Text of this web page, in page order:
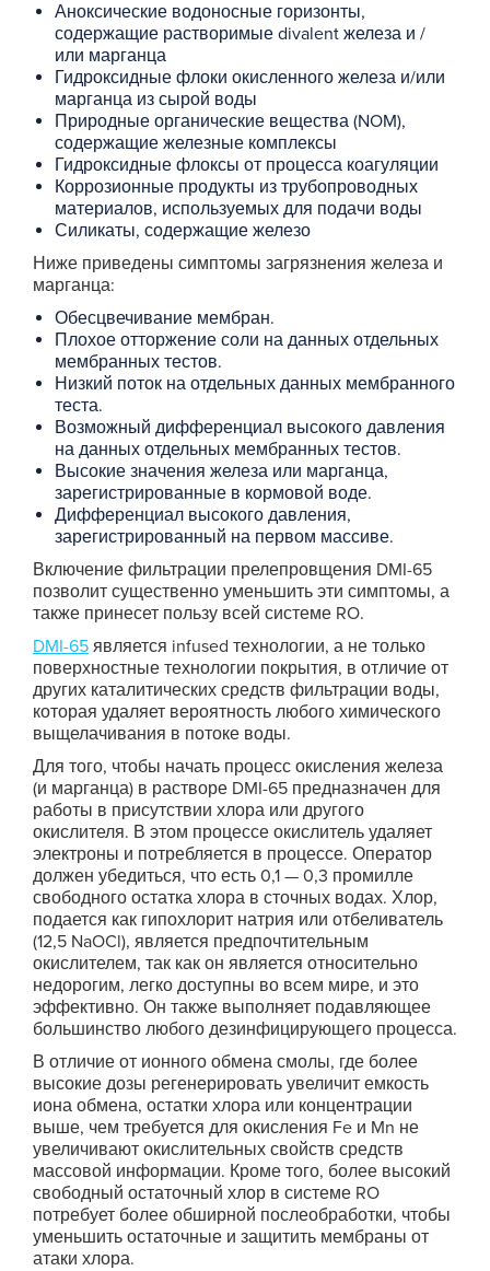
Аноксические водоносные горизонты,
содержащие растворимые divalent железа и /
или марганца
Гидроксидные флоки окисленного железа и/или
марганца из сырой воды
Природные органические вещества (NOM),
содержащие железные комплексы
Гидроксидные флоксы от процесса коагуляции
Коррозионные продукты из трубопроводных
материалов, используемых для подачи воды
Силикаты, содержащие железо
Ниже приведены симптомы загрязнения железа и
марганца:
Обесцвечивание мембран.
Плохое отторжение соли на данных отдельных
мембранных тестов.
Низкий поток на отдельных данных мембранного
теста.
Возможный дифференциал высокого давления
на данных отдельных мембранных тестов.
Высокие значения железа или марганца,
зарегистрированные в кормовой воде.
Дифференциал высокого давления,
зарегистрированный на первом массиве.
Включение фильтрации прелепровщения DMI-65
позволит существенно уменьшить эти симптомы, а
также принесет пользу всей системе RO.
DMI-65 является infused технологии, а не только
поверхностные технологии покрытия, в отличие от
других каталитических средств фильтрации воды,
которая удаляет вероятность любого химического
выщелачивания в потоке воды.
Для того, чтобы начать процесс окисления железа
(и марганца) в растворе DMI-65 предназначен для
работы в присутствии хлора или другого
окислителя. В этом процессе окислитель удаляет
электроны и потребляется в процессе. Оператор
должен убедиться, что есть 0,1 — 0,3 промилле
свободного остатка хлора в сточных водах. Хлор,
подается как гипохлорит натрия или отбеливатель
(12,5 NaOCl), является предпочтительным
окислителем, так как он является относительно
недорогим, легко доступны во всем мире, и это
эффективно. Он также выполняет подавляющее
большинство любого дезинфицирующего процесса.
В отличие от ионного обмена смолы, где более
высокие дозы регенерировать увеличит емкость
иона обмена, остатки хлора или концентрации
выше, чем требуется для окисления Fe и Mn не
увеличивают окислительных свойств средств
массовой информации. Кроме того, более высокий
свободный остаточный хлор в системе RO
потребует более обширной послеобработки, чтобы
уменьшить остаточные и защитить мембраны от
атаки хлора.